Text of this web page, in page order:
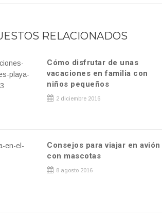
RELACIONADOS
Cómo disfrutar de unas
vacaciones en familia con
niños pequeños
2 diciembre 2016
Consejos para viajar en avión
con mascotas
8 agosto 2016